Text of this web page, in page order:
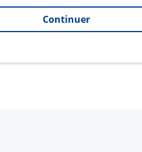
Continuer